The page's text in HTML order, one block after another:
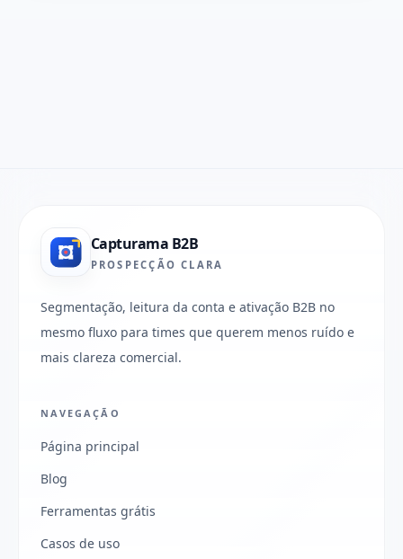
Capturama B2B
PROSPECÇÃO CLARA
Segmentação, leitura da conta e ativação B2B no
mesmo fluxo para times que querem menos ruído e
mais clareza comercial.
NAVEGAÇÃO
Página principal
Blog
Ferramentas grátis
Casos de uso